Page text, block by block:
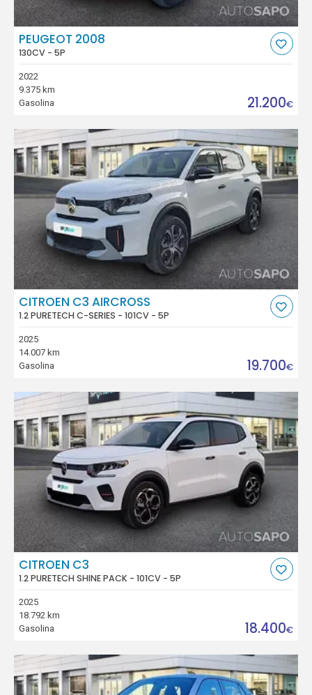
PEUGEOT 2008
130CV - 5P
2022
9.375 km
Gasolina
21.200€
CITROEN C3 AIRCROSS
1.2 PURETECH C-SERIES - 101CV - 5P
2025
14.007 km
Gasolina
19.700€
CITROEN C3
1.2 PURETECH SHINE PACK - 101CV - 5P
2025
18.792 km
Gasolina
18.400€